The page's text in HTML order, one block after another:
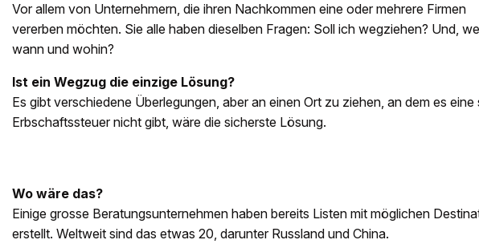
Vor allem von Unternehmern, die ihren Nachkommen eine oder mehrere Firmen
vererben möchten. Sie alle haben dieselben Fragen: Soll ich wegziehen? Und,
wann und wohin?
Ist ein Wegzug die einzige Lösung?
Es gibt verschiedene Überlegungen, aber an einen Ort zu ziehen, an dem es eine
Erbschaftssteuer nicht gibt, wäre die sicherste Lösung.
Wo wäre das?
Einige grosse Beratungsunternehmen haben bereits Listen mit möglichen
erstellt. Weltweit sind das etwas 20, darunter Russland und China.